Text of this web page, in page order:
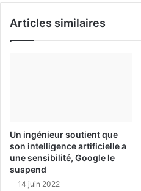
Articles similaires
Un ingénieur soutient que
son intelligence artificielle a
une sensibilité, Google le
suspend
14 juin 2022